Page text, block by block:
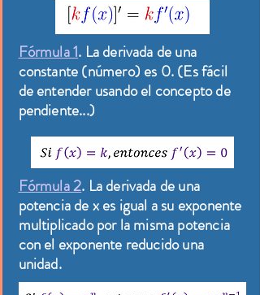
Fórmula 1. La derivada de una
constante (número) es 0. (Es fácil
de entender usando el concepto de
pendiente...)
Fórmula 2. La derivada de una
potencia de x es igual a su exponente
multiplicado por la misma potencia
con el exponente reducido una
unidad.